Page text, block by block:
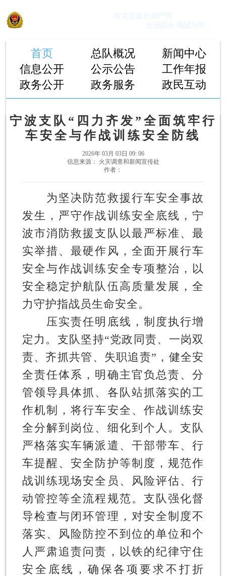
首页 总队概况
新闻中心
信息公开
公示公告
工作年报
政务公开
政务服务 政民互动
宁波支队“四力齐发”全面筑牢行
车安全与作战训练安全防线
2026年 03月 03日 09: 06
信息来源： 火灾调查和新闻宣传处
作者：
为坚决防范救援行车安全事故
发生，严守作战训练安全底线，宁
波市消防救援支队以最严标准、最
实举措、最硬作风，全面开展行车
安全与作战训练安全专项整治，以
安全稳定护航队伍高质量发展，全
力守护指战员生命安全。
压实责任明底线，制度执行增
定力。 支队坚持“党政同责、一岗双
责、齐抓共管、失职追责”，健全安
全责任体系，明确主官负总责、分
管领导具体抓、各队站抓落实的工
作机制，将行车安全、作战训练安
全分解到岗位、细化到个人。支队
严格落实车辆派遣、干部带车、行
车提醒、安全防护等制度，规范作
战训练现场安全员、风险评估、行
动管控等全流程规范。支队强化督
导检查与闭环管理，对安全制度不
落实、风险防控不到位的单位和个
人严肃追责问责，以铁的纪律守住
安全底线，确保各项要求不打折